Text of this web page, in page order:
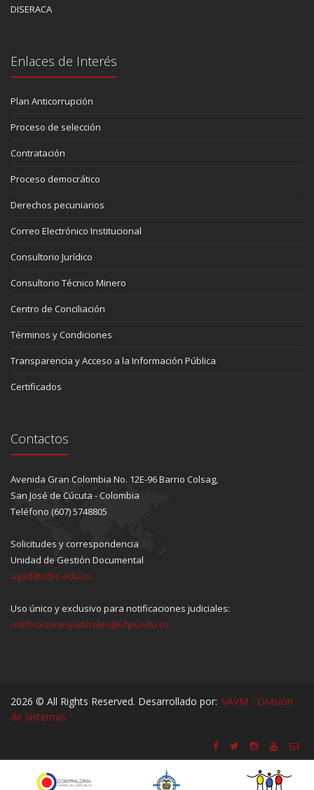
DISERACA
Enlaces de Interés
Plan Anticorrupción
Proceso de selección
Contratación
Proceso democrático
Derechos pecuniarios
Correo Electrónico Institucional
Consultorio Jurídico
Consultorio Técnico Minero
Centro de Conciliación
Términos y Condiciones
Transparencia y Acceso a la Información Pública
Certificados
Contactos
Avenida Gran Colombia No. 12E-96 Barrio Colsag,
San José de Cúcuta - Colombia
Teléfono (607) 5748805
Solicitudes y correspondencia
Unidad de Gestión Documental
ugad@ufps.edu.co
Uso único y exclusivo para notificaciones judiciales:
notificacionesjudiciales@ufps.edu.co
2026 © All Rights Reserved. Desarrollado por: VAVM - División
de Sistemas